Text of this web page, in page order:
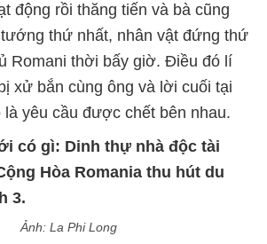
động rồi thăng tiến và bà cũng
thứ nhất, nhân vật đứng thứ
Romani thời bấy giờ. Điều đó lí
xử bắn cùng ông và lời cuối tại
là yêu cầu được chết bên nhau.
Ảnh: La Phi Long